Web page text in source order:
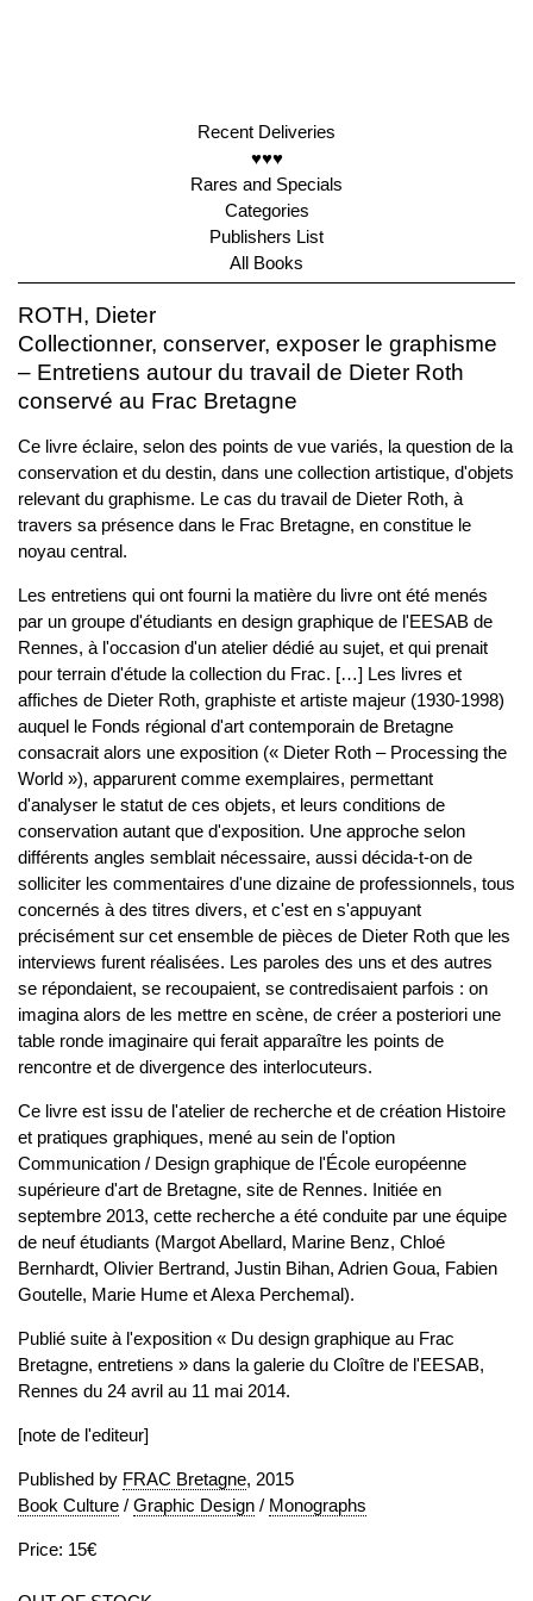
Recent Deliveries
♥♥♥
Rares and Specials
Categories
Publishers List
All Books
ROTH, Dieter
Collectionner, conserver, exposer le graphisme
– Entretiens autour du travail de Dieter Roth
conservé au Frac Bretagne
Ce livre éclaire, selon des points de vue variés, la question de la
conservation et du destin, dans une collection artistique, d'objets
relevant du graphisme. Le cas du travail de Dieter Roth, à
travers sa présence dans le Frac Bretagne, en constitue le
noyau central.
Les entretiens qui ont fourni la matière du livre ont été menés
par un groupe d'étudiants en design graphique de l'EESAB de
Rennes, à l'occasion d'un atelier dédié au sujet, et qui prenait
pour terrain d'étude la collection du Frac. […] Les livres et
affiches de Dieter Roth, graphiste et artiste majeur (1930-1998)
auquel le Fonds régional d'art contemporain de Bretagne
consacrait alors une exposition (« Dieter Roth – Processing the
World »), apparurent comme exemplaires, permettant
d'analyser le statut de ces objets, et leurs conditions de
conservation autant que d'exposition. Une approche selon
différents angles semblait nécessaire, aussi décida-t-on de
solliciter les commentaires d'une dizaine de professionnels, tous
concernés à des titres divers, et c'est en s'appuyant
précisément sur cet ensemble de pièces de Dieter Roth que les
interviews furent réalisées. Les paroles des uns et des autres
se répondaient, se recoupaient, se contredisaient parfois : on
imagina alors de les mettre en scène, de créer a posteriori une
table ronde imaginaire qui ferait apparaître les points de
rencontre et de divergence des interlocuteurs.
Ce livre est issu de l'atelier de recherche et de création Histoire
et pratiques graphiques, mené au sein de l'option
Communication / Design graphique de l'École européenne
supérieure d'art de Bretagne, site de Rennes. Initiée en
septembre 2013, cette recherche a été conduite par une équipe
de neuf étudiants (Margot Abellard, Marine Benz, Chloé
Bernhardt, Olivier Bertrand, Justin Bihan, Adrien Goua, Fabien
Goutelle, Marie Hume et Alexa Perchemal).
Publié suite à l'exposition « Du design graphique au Frac
Bretagne, entretiens » dans la galerie du Cloître de l'EESAB,
Rennes du 24 avril au 11 mai 2014.
[note de l'editeur]
Published by FRAC Bretagne, 2015
Book Culture / Graphic Design / Monographs
Price: 15€